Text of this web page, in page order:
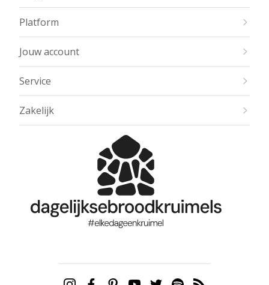
Platform
Jouw account
Service
Zakelijk